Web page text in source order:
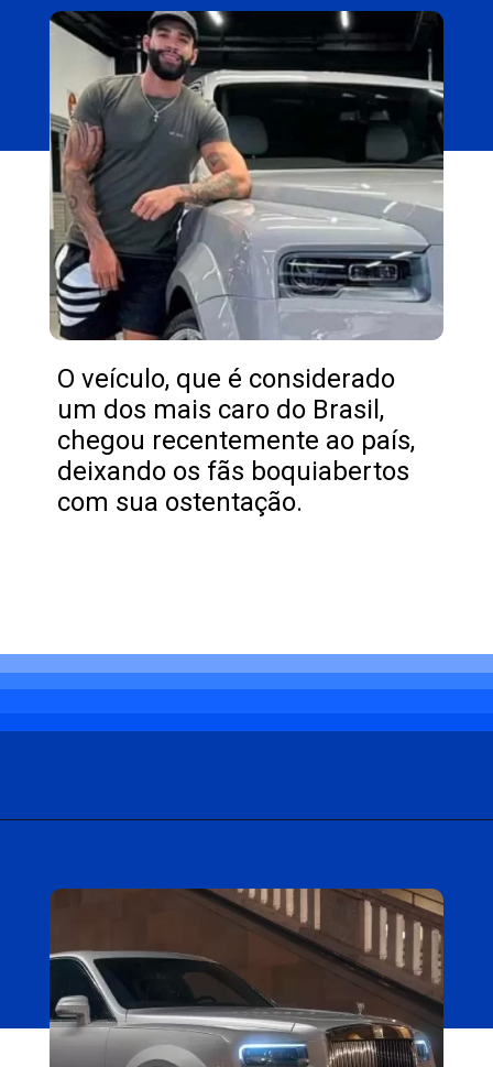
O veículo, que é considerado
um dos mais caro do Brasil,
chegou recentemente ao país,
deixando os fãs boquiabertos
com sua ostentação.